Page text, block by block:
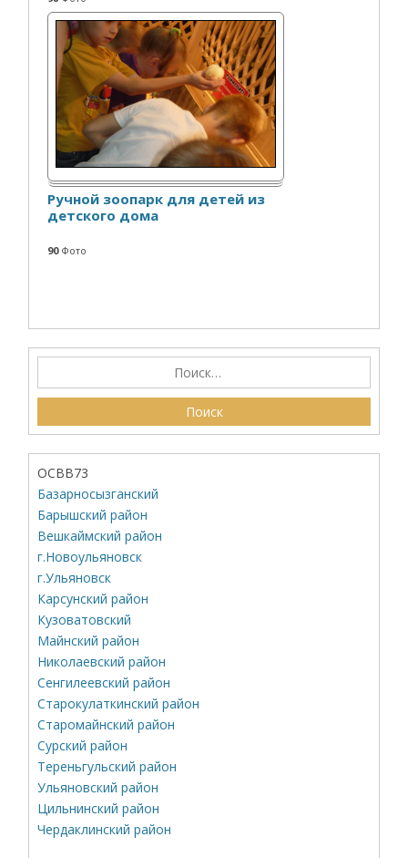
Ручной зоопарк для детей из
детского дома
90Фото
ОСВВ73
Базарносызганский
Барышский район
Вешкаймский район
г.Новоульяновск
г.Ульяновск
Карсунский район
Кузоватовский
Майнский район
Николаевский район
Сенгилеевский район
Старокулаткинский район
Старомайнский район
Сурский район
Тереньгульский район
Ульяновский район
Цильнинский район
Чердаклинский район